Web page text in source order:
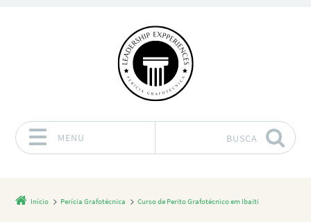
MENU BUSCA
Início Perícia Grafotécnica Curso de Perito Grafotécnico em Ibaiti